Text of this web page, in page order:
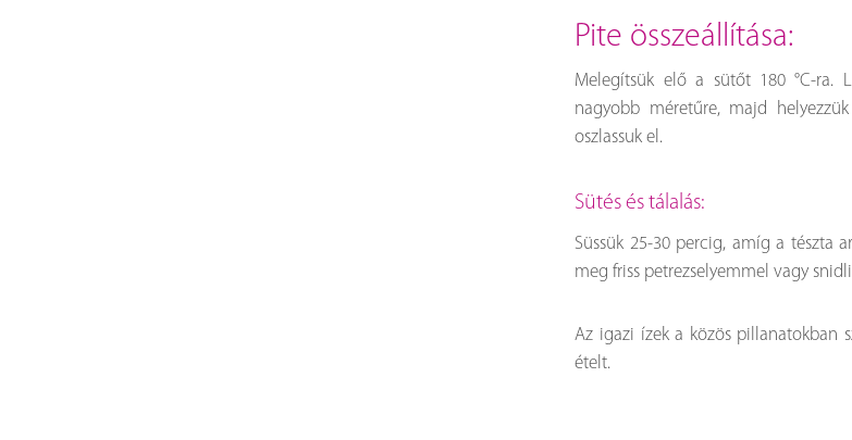
pite összeállítása:
Melegítsük elő a sütőt 180 °C-ra.
nagyobb méretűre, majd
oszlassuk el.
Sütés és tálalás:
Süssük 25-30 percig, amíg a tészta
meg friss petrezselyemmel vagy
Az igazi ízek a közös pillanatokban
ételt.